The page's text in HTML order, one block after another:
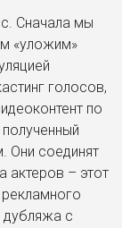
со всей
чтобы ваш
Рембо
800
и мировых
Актеры,
игры, в
Сначала мы
«уложим»
голосов,
по
Они соединят
актеров – этот
дубляжа с